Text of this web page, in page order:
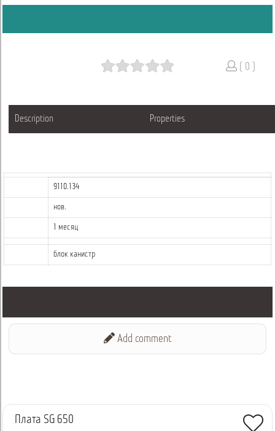
( 0 )
Description Properties
9110.134
нов.
1 месяц
блок канистр
Add comment
Плата SG 650